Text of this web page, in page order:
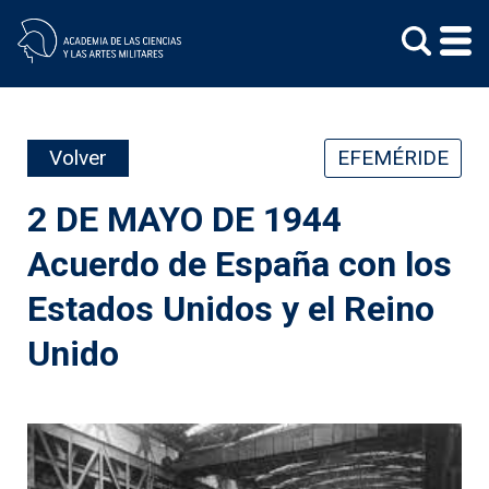
content
Volver EFEMÉRIDE
2 DE MAYO DE 1944
Acuerdo de España con los
Estados Unidos y el Reino
Unido